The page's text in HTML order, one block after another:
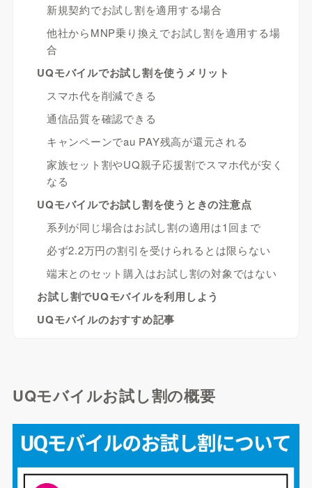
新規契約でお試し割を適用する場合
他社からMNP乗り換えでお試し割を適用する場
合
UQモバイルでお試し割を使うメリット
スマホ代を削減できる
通信品質を確認できる
キャンペーンでau PAY残高が還元される
家族セット割やUQ親子応援割でスマホ代が安く
なる
UQモバイルでお試し割を使うときの注意点
系列が同じ場合はお試し割の適用は1回まで
必ず2.2万円の割引を受けられるとは限らない
端末とのセット購入はお試し割の対象ではない
お試し割でUQモバイルを利用しよう
UQモバイルのおすすめ記事
UQモバイルお試し割の概要